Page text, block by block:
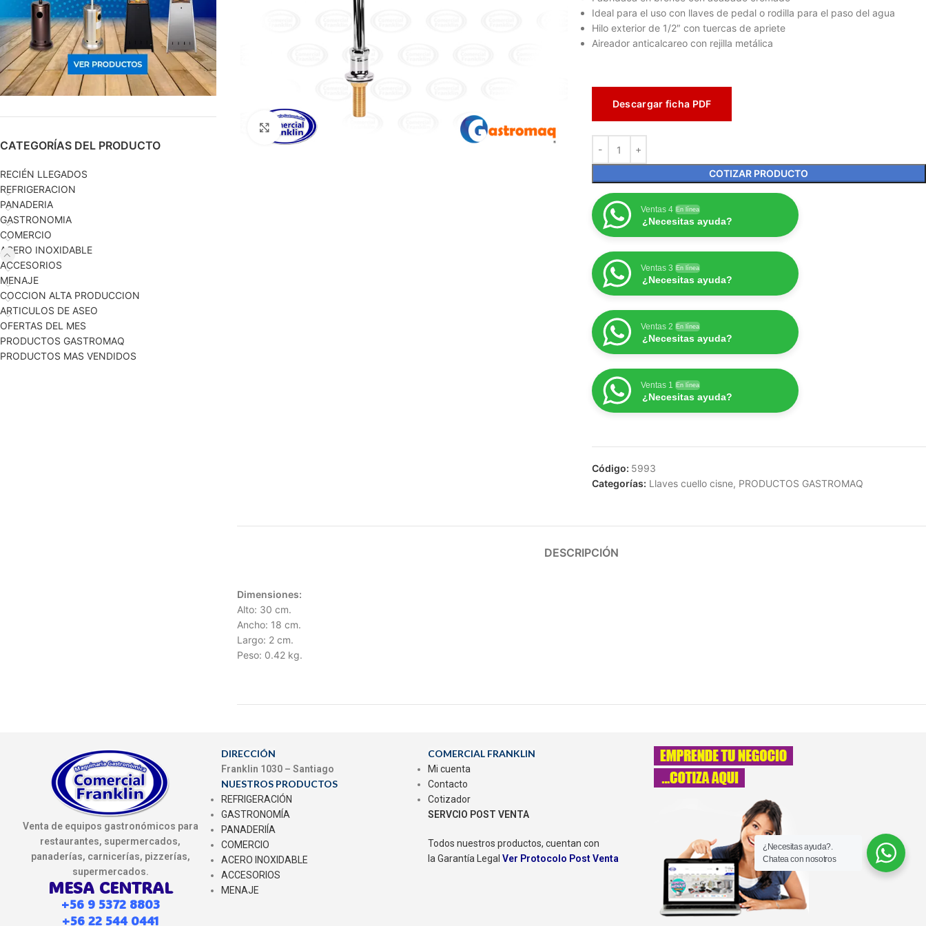
CATEGORÍAS DEL PRODUCTO
RECIÉN LLEGADOS
REFRIGERACION
PANADERIA
GASTRONOMIA
COMERCIO
ACERO INOXIDABLE
ACCESORIOS
MENAJE
COCCION ALTA PRODUCCION
ARTICULOS DE ASEO
OFERTAS DEL MES
PRODUCTOS GASTROMAQ
PRODUCTOS MAS VENDIDOS
Haga clic para ampliar
Ideal para el uso con llaves de pedal o rodilla para el paso del agua
Hilo exterior de 1/2″ con tuercas de apriete
Aireador anticalcareo con rejilla metálica
Descargar ficha PDF
COTIZAR PRODUCTO
Ventas 4 En línea
¿Necesitas ayuda?
Ventas 3 En línea
¿Necesitas ayuda?
Ventas 2 En línea
¿Necesitas ayuda?
Ventas 1 En línea
¿Necesitas ayuda?
Código: 5993
Categorías: Llaves cuello cisne, PRODUCTOS GASTROMAQ
DESCRIPCIÓN
Dimensiones:
Alto: 30 cm.
Ancho: 18 cm.
Largo: 2 cm.
Peso: 0.42 kg.
Venta de equipos gastronómicos para
restaurantes, supermercados,
panaderías, carnicerías, pizzerías,
supermercados.
MESA CENTRAL
+56 9 5372 8803
+56 22 544 0441
DIRECCIÓN
Franklin 1030 – Santiago
NUESTROS PRODUCTOS
REFRIGERACIÓN
GASTRONOMÍA
PANADERIÍA
COMERCIO
ACERO INOXIDABLE
ACCESORIOS
MENAJE
COMERCIAL FRANKLIN
Mi cuenta
Contacto
Cotizador
SERVCIO POST VENTA
Todos nuestros productos, cuentan con
la Garantía Legal Ver Protocolo Post Venta
¿Necesitas ayuda?.
Chatea con nosotros